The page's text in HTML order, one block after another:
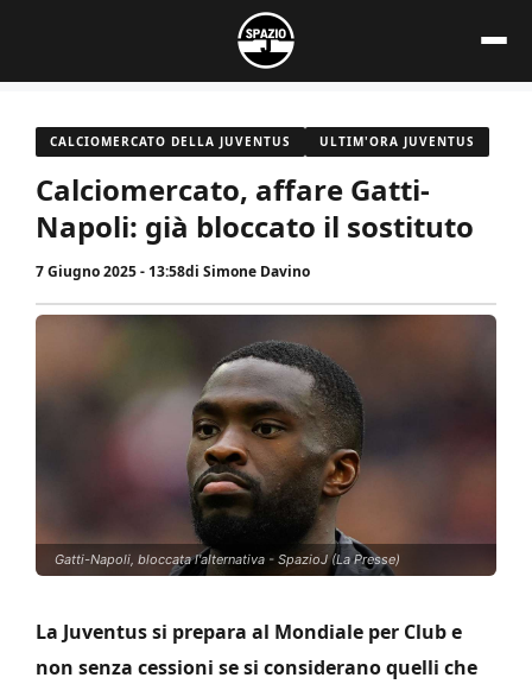
contenuto
CALCIOMERCATO DELLA JUVENTUS ULTIM'ORA JUVENTUS
Calciomercato, affare Gatti-
Napoli: già bloccato il sostituto
7 Giugno 2025 - 13:58di Simone Davino
Gatti-Napoli, bloccata l'alternativa - SpazioJ (La Presse)
La Juventus si prepara al Mondiale per Club e
non senza cessioni se si considerano quelli che